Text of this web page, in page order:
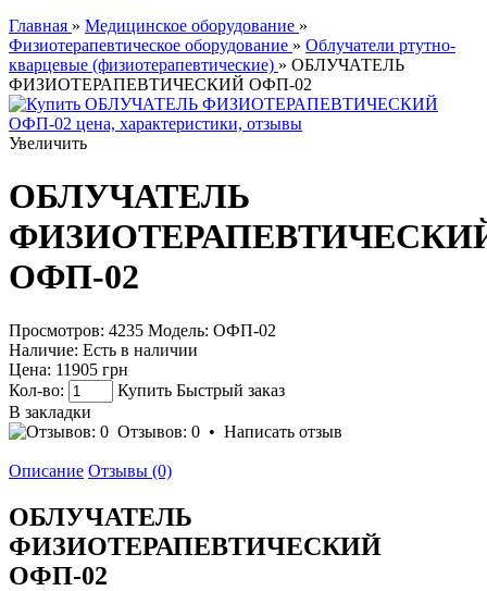
Главная » Медицинское оборудование »
Физиотерапевтическое оборудование » Облучатели ртутно-
кварцевые (физиотерапевтические) » ОБЛУЧАТЕЛЬ
ФИЗИОТЕРАПЕВТИЧЕСКИЙ ОФП-02
Увеличить
ОБЛУЧАТЕЛЬ
ОФП-02
Просмотров: 4235 Модель: ОФП-02
Наличие: Есть в наличии
Цена: 11905 грн
Кол-во:
Купить Быстрый заказ
В закладки
Отзывов: 0 • Написать отзыв
Описание Отзывы (0)
ОБЛУЧАТЕЛЬ
ФИЗИОТЕРАПЕВТИЧЕСКИЙ
ОФП-02